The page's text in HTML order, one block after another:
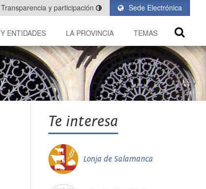
Sede Electrónica
Transparencia y participación
ENTIDADES LA PROVINCIA TEMAS
Te interesa
Lonja de Salamanca